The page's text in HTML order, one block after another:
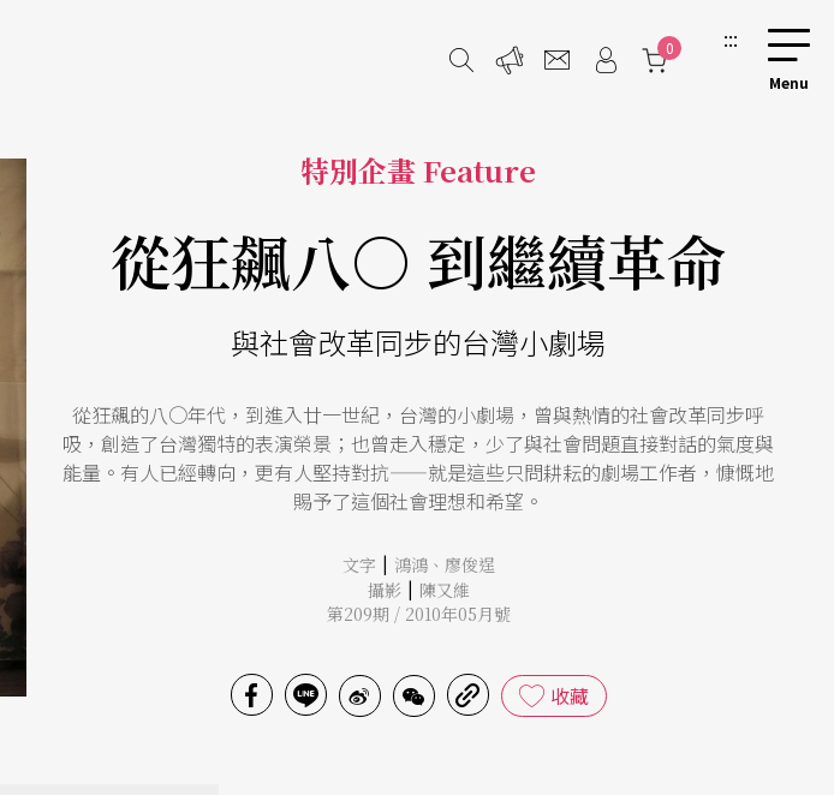
0 :::
特別企畫 Feature
從狂飆八○ 到繼續革命
與社會改革同步的台灣小劇場
從狂飆的八○年代，到進入廿一世紀，台灣的小劇場，曾與熱情的社會改革同步呼
吸，創造了台灣獨特的表演榮景；也曾走入穩定，少了與社會問題直接對話的氣度與
能量。有人已經轉向，更有人堅持對抗——就是這些只問耕耘的劇場工作者，慷慨地
賜予了這個社會理想和希望。
文字 | 鴻鴻、 廖俊逞
攝影 | 陳又維
第209期 / 2010年05月號
收藏